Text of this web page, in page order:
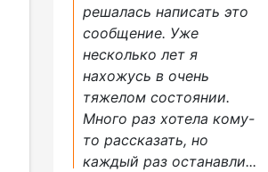
решалась написать это
сообщение. Уже
несколько лет я
нахожусь в очень
тяжелом состоянии.
Много раз хотела кому-
то рассказать, но
каждый раз останавли...